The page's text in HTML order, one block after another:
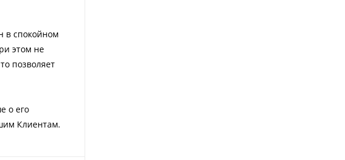
в спокойном
этом не
позволяет
о его
Клиентам.